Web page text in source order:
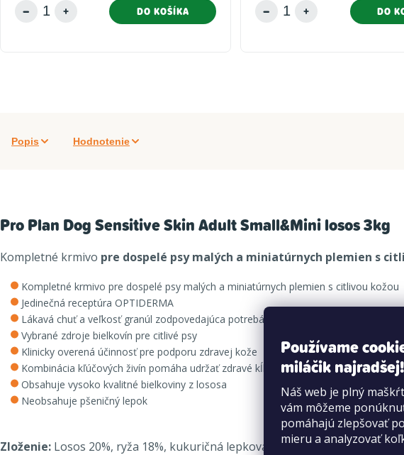
Používame
miláčik najradšej!
Náš web je plný
vám môžeme
pomáhajú zlepšovať
mieru a analyzovať
DO KOŠÍKA DO
Popis Hodnotenie
Pro Plan Dog Sensitive Skin Adult Small&Mini losos 3kg
Kompletné krmivo pre dospelé psy malých a miniatúrnych plemien s
Kompletné krmivo pre dospelé psy malých a miniatúrnych plemien s citlivou kožou
Jedinečná receptúra ​​OPTIDERMA
Lákavá chuť a veľkosť granúl zodpovedajúca potrebám malých psov
Vybrané zdroje bielkovín pre citlivé psy
Klinicky overená účinnosť pre podporu zdravej kože
Kombinácia kľúčových živín pomáha udržať zdravé kĺby vášho aktívneho psa
Obsahuje vysoko kvalitné bielkoviny z lososa
Neobsahuje pšeničný lepok
Zloženie: Losos 20%, ryža 18%, kukuričná lepková múčka, dehydrované